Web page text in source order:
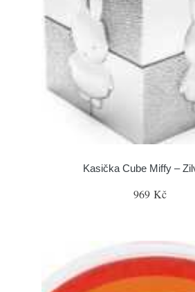
Kasička Cube Miffy –
969 Kč